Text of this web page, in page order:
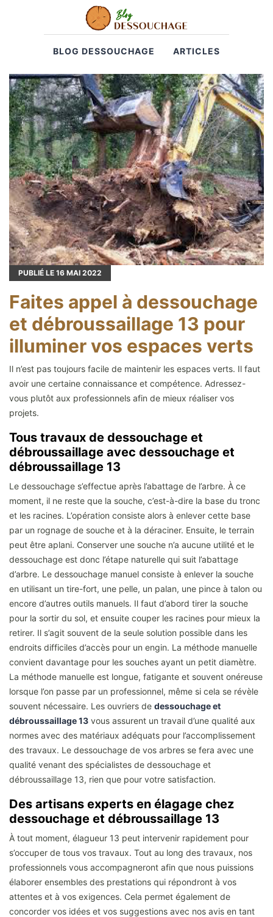
BLOG DESSOUCHAGE ARTICLES
PUBLIÉ LE 16 MAI 2022
Faites appel à dessouchage
et débroussaillage 13 pour
illuminer vos espaces verts
Il n’est pas toujours facile de maintenir les espaces verts. Il faut
avoir une certaine connaissance et compétence. Adressez-
vous plutôt aux professionnels afin de mieux réaliser vos
projets.
Tous travaux de dessouchage et
débroussaillage avec dessouchage et
débroussaillage 13
Le dessouchage s’effectue après l’abattage de l’arbre. À ce
moment, il ne reste que la souche, c’est-à-dire la base du tronc
et les racines. L’opération consiste alors à enlever cette base
par un rognage de souche et à la déraciner. Ensuite, le terrain
peut être aplani. Conserver une souche n’a aucune utilité et le
dessouchage est donc l’étape naturelle qui suit l’abattage
d’arbre. Le dessouchage manuel consiste à enlever la souche
en utilisant un tire-fort, une pelle, un palan, une pince à talon ou
encore d’autres outils manuels. Il faut d’abord tirer la souche
pour la sortir du sol, et ensuite couper les racines pour mieux la
retirer. Il s’agit souvent de la seule solution possible dans les
endroits difficiles d’accès pour un engin. La méthode manuelle
convient davantage pour les souches ayant un petit diamètre.
La méthode manuelle est longue, fatigante et souvent onéreuse
lorsque l’on passe par un professionnel, même si cela se révèle
souvent nécessaire. Les ouvriers de dessouchage et
débroussaillage 13 vous assurent un travail d’une qualité aux
normes avec des matériaux adéquats pour l’accomplissement
des travaux. Le dessouchage de vos arbres se fera avec une
qualité venant des spécialistes de dessouchage et
débroussaillage 13, rien que pour votre satisfaction.
Des artisans experts en élagage chez
dessouchage et débroussaillage 13
À tout moment, élagueur 13 peut intervenir rapidement pour
s’occuper de tous vos travaux. Tout au long des travaux, nos
professionnels vous accompagneront afin que nous puissions
élaborer ensembles des prestations qui répondront à vos
attentes et à vos exigences. Cela permet également de
concorder vos idées et vos suggestions avec nos avis en tant